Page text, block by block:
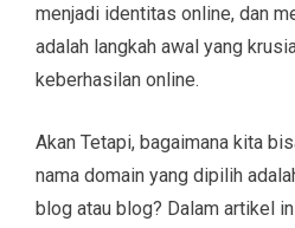
menjadi identitas online, dan
adalah langkah awal yang
keberhasilan online.
Akan Tetapi, bagaimana kita
nama domain yang dipilih
blog atau blog? Dalam artikel